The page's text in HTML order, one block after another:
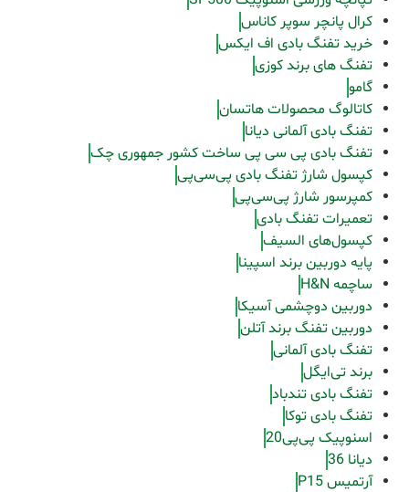
کرال پانچر سوپر کاناس
خرید تفنگ بادی اف ایکس
تفنگ های برند کوزی
گامو
کاتالوگ محصولات هاتسان
تفنگ بادی آلمانی دیانا
تفنگ بادی پی سی پی ساخت کشور جمهوری چک
کپسول شارژ تفنگ بادی پی‌سی‌پی
کمپرسور شارژ پی‌سی‌پی
تعمیرات تفنگ بادی
کپسول‌های السیف
پایه دوربین برند اسپینا
ساچمه H&N
دوربین دوچشمی آسیکا
دوربین تفنگ برند آتلن
تفنگ بادی آلمانی
برند تی‌ایگل
تفنگ بادی تندباد
تفنگ بادی توکا
اسنوپیک پی‌پی20
دیانا 36
آرتمیس P15